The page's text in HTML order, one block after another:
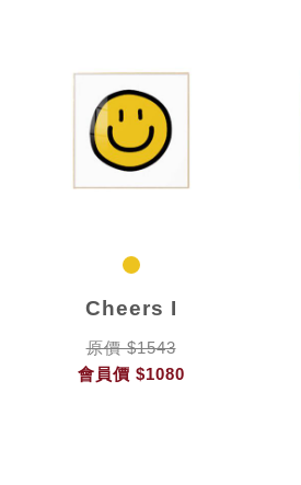
Cheers I
原價 $1543
會員價 $1080